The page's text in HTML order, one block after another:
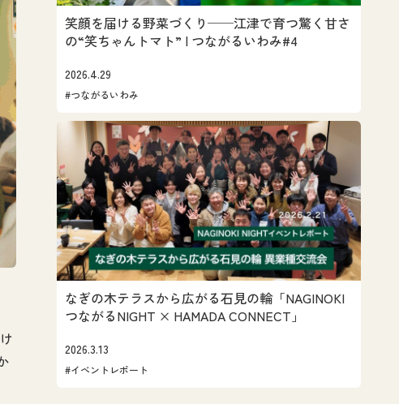
笑顔を届ける野菜づくり──江津で育つ驚く甘さ
の“笑ちゃんトマト” | つながるいわみ#4
2026.4.29
#つながるいわみ
なぎの木テラスから広がる石見の輪「NAGINOKI
つながるNIGHT × HAMADA CONNECT」
2026.3.13
#イベントレポート